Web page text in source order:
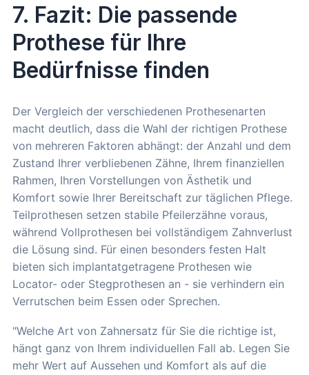
7. Fazit: Die passende
Prothese für Ihre
Bedürfnisse finden
Der Vergleich der verschiedenen Prothesenarten
macht deutlich, dass die Wahl der richtigen Prothese
von mehreren Faktoren abhängt: der Anzahl und dem
Zustand Ihrer verbliebenen Zähne, Ihrem finanziellen
Rahmen, Ihren Vorstellungen von Ästhetik und
Komfort sowie Ihrer Bereitschaft zur täglichen Pflege.
Teilprothesen setzen stabile Pfeilerzähne voraus,
während Vollprothesen bei vollständigem Zahnverlust
die Lösung sind. Für einen besonders festen Halt
bieten sich implantatgetragene Prothesen wie
Locator- oder Stegprothesen an - sie verhindern ein
Verrutschen beim Essen oder Sprechen.
"Welche Art von Zahnersatz für Sie die richtige ist,
hängt ganz von Ihrem individuellen Fall ab. Legen Sie
mehr Wert auf Aussehen und Komfort als auf die